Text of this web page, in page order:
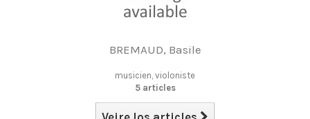
BREMAUD, Basile
musicien, violoniste
5 articles